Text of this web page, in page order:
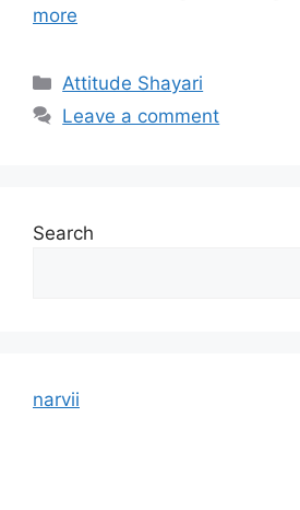
more
Categories
Attitude Shayari
Leave a comment
Search
narvii